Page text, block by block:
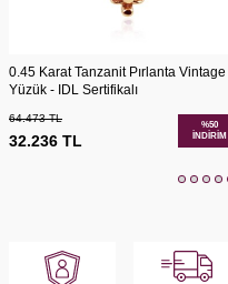
0.45 Karat Tanzanit Pırlanta Vintage
Yüzük - IDL Sertifikalı
64.473TL
32.236 TL
%50
İNDIRIM